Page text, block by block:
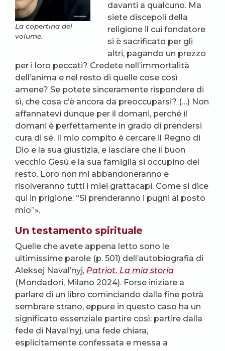
La copertina del
volume.
davanti a qualcuno. Ma
siete discepoli della
religione il cui fondatore
si è sacrificato per gli
altri, pagando un prezzo
per i loro peccati? Credete nell’immortalità
dell’anima e nel resto di quelle cose così
amene? Se potete sinceramente rispondere di
sì, che cosa c’è ancora da preoccuparsi? (…) Non
affannatevi dunque per il domani, perché il
domani è perfettamente in grado di prendersi
cura di sé. Il mio compito è cercare il Regno di
Dio e la sua giustizia, e lasciare che il buon
vecchio Gesù e la sua famiglia si occupino del
resto. Loro non mi abbandoneranno e
risolveranno tutti i miei grattacapi. Come si dice
qui in prigione: “Si prenderanno i pugni al posto
mio”».
Un testamento spirituale
Quelle che avete appena letto sono le
ultimissime parole (p. 501) dell’autobiografia di
Aleksej Naval’nyj, Patriot. La mia storia
(Mondadori, Milano 2024). Forse iniziare a
parlare di un libro cominciando dalla fine potrà
sembrare strano, eppure in questo caso ha un
significato essenziale partire così: partire dalla
fede di Naval’nyj, una fede chiara,
esplicitamente confessata e messa a